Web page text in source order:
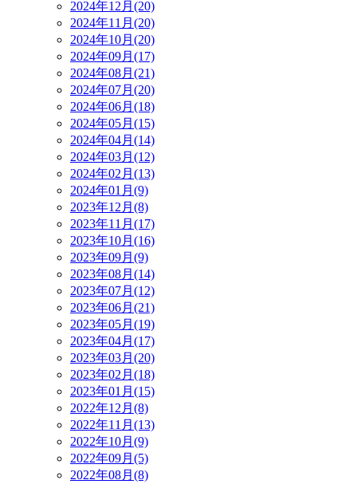
2024年12月(20)
2024年11月(20)
2024年10月(20)
2024年09月(17)
2024年08月(21)
2024年07月(20)
2024年06月(18)
2024年05月(15)
2024年04月(14)
2024年03月(12)
2024年02月(13)
2024年01月(9)
2023年12月(8)
2023年11月(17)
2023年10月(16)
2023年09月(9)
2023年08月(14)
2023年07月(12)
2023年06月(21)
2023年05月(19)
2023年04月(17)
2023年03月(20)
2023年02月(18)
2023年01月(15)
2022年12月(8)
2022年11月(13)
2022年10月(9)
2022年09月(5)
2022年08月(8)